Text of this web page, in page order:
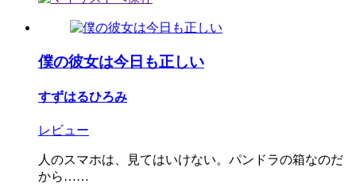
僕の彼女は今日も正しい
すずはるひろみ
レビュー
人のスマホは、見てはいけない。パンドラの箱なのだ
から……